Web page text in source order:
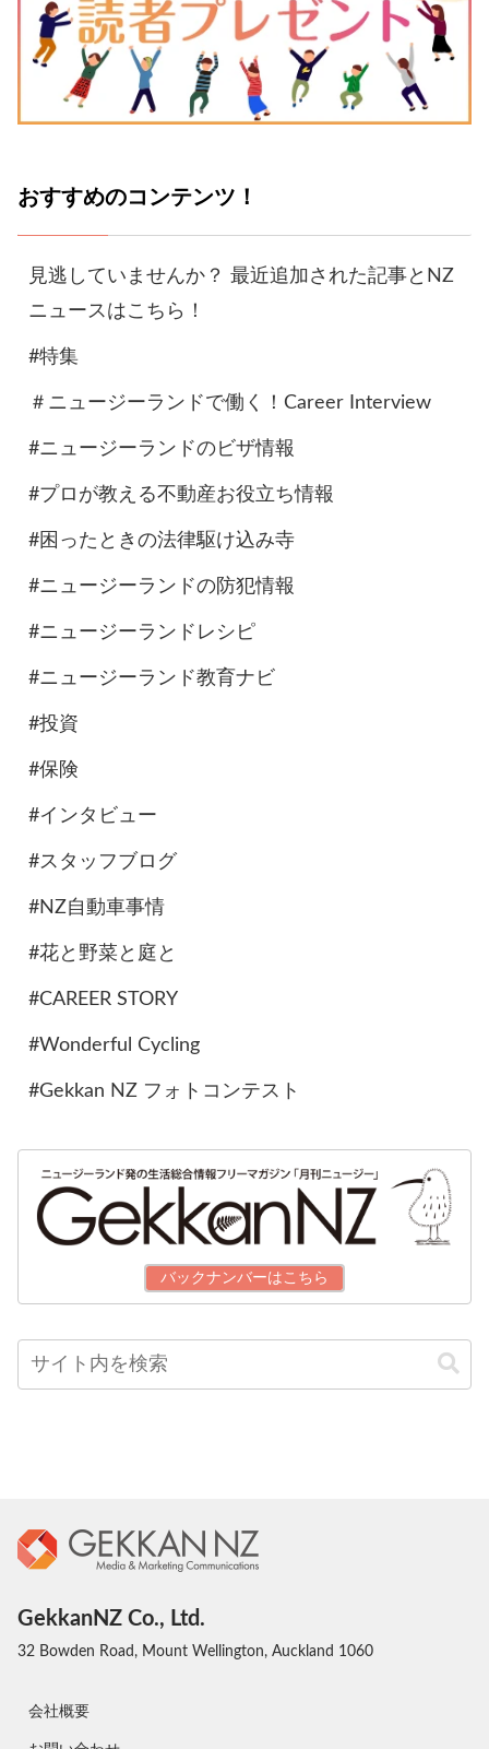
おすすめのコンテンツ！
見逃していませんか？ 最近追加された記事とNZ
ニュースはこちら！
#特集
＃ニュージーランドで働く！Career Interview
#ニュージーランドのビザ情報
#プロが教える不動産お役立ち情報
#困ったときの法律駆け込み寺
#ニュージーランドの防犯情報
#ニュージーランドレシピ
#ニュージーランド教育ナビ
#投資
#保険
#インタビュー
#スタッフブログ
#NZ自動車事情
#花と野菜と庭と
#CAREER STORY
#Wonderful Cycling
#Gekkan NZ フォトコンテスト
バックナンバーはこちら
GekkanNZ Co., Ltd.
32 Bowden Road, Mount Wellington, Auckland 1060
会社概要